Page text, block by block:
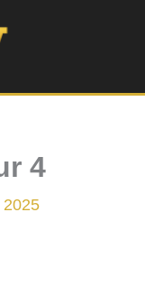
4
2025